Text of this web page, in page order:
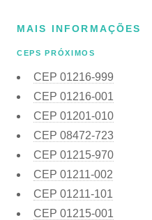
MAIS INFORMAÇÕES
CEPS PRÓXIMOS
CEP 01216-999
CEP 01216-001
CEP 01201-010
CEP 08472-723
CEP 01215-970
CEP 01211-002
CEP 01211-101
CEP 01215-001